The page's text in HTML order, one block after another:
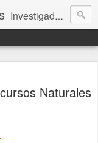
Investigador titular C de tiempo completo, definitivo, adscrito al Instituto de Geografía de la Universidad Nacional Autónoma de México. Integrante del Sistema Nacional de Investigadores de México (nivel III, SECIHTI); miembro regular de la Academia Mexicana de Ciencias; rapporteur del Multidisciplinary Expert Scientific Advisory Group del GEO-7 (PNUMA); y parte del Consejo Ejecutivo de la Red Mexicana de Científicos por el Clima.
Naturales